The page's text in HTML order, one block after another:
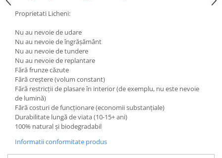
Proprietati Licheni:
Nu au nevoie de udare
Nu au nevoie de îngrășământ
Nu au nevoie de tundere
Nu au nevoie de replantare
Fără frunze căzute
Fără creștere (volum constant)
Fără restricții de plasare în interior (de exemplu, nu este nevoie
de lumină)
Fără costuri de funcționare (economii substanțiale)
Durabilitate lungă de viata (10-15+ ani)
100% natural și biodegradabil
Informatii conformitate produs